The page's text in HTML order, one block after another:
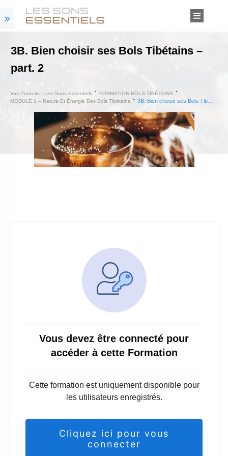
3B. Bien choisir ses Bols Tibétains –
part. 2
Vos Produits - Les Sons Essentiels
FORMATION BOLS TIBÉTAINS
MODULE 1 – Nature Et Énergie Des Bols Tibétains
Vous devez être connecté pour
accéder à cette Formation
Cette formation est uniquement disponible pour
les utilisateurs enregistrés.
Cliquez ici pour vous
connecter